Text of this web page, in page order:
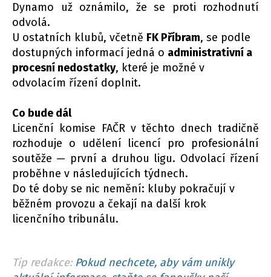
Dynamo už oznámilo, že se proti rozhodnutí
odvolá.
U ostatních klubů, včetně FK Příbram, se podle
dostupných informací jedná o administrativní a
procesní nedostatky, které je možné v
odvolacím řízení doplnit.
Co bude dál
Licenční komise FAČR v těchto dnech tradičně
rozhoduje o udělení licencí pro profesionální
soutěže — první a druhou ligu. Odvolací řízení
proběhne v následujících týdnech.
Do té doby se nic nemění: kluby pokračují v
běžném provozu a čekají na další krok
licenčního tribunálu.
Tip redakce: Pokud nechcete, aby vám unikly